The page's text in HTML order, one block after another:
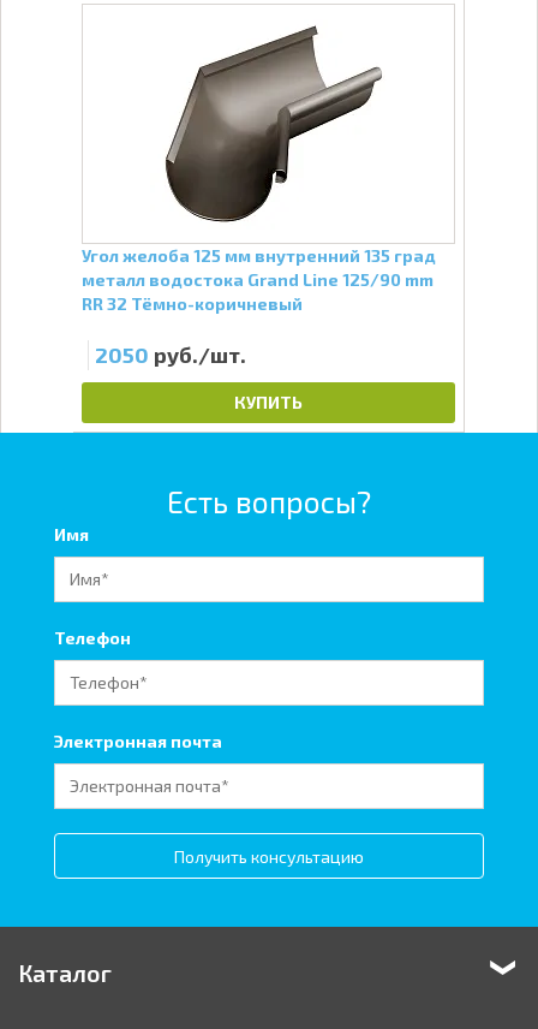
Угол желоба 125 мм внутренний 135 град
металл водостока Grand Line 125/90 mm
RR 32 Тёмно-коричневый
2050 руб./шт.
КУПИТЬ
Есть вопросы?
Имя
Телефон
Электронная почта
Получить консультацию
Каталог